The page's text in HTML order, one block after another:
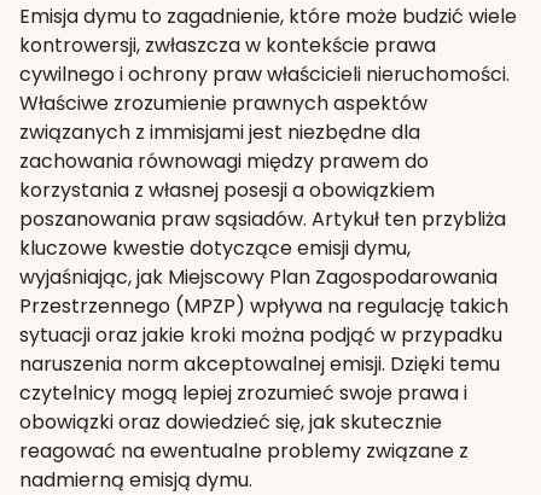
Emisja dymu to zagadnienie, które może budzić wiele
kontrowersji, zwłaszcza w kontekście prawa
cywilnego i ochrony praw właścicieli nieruchomości.
Właściwe zrozumienie prawnych aspektów
związanych z immisjami jest niezbędne dla
zachowania równowagi między prawem do
korzystania z własnej posesji a obowiązkiem
poszanowania praw sąsiadów. Artykuł ten przybliża
kluczowe kwestie dotyczące emisji dymu,
wyjaśniając, jak Miejscowy Plan Zagospodarowania
Przestrzennego (MPZP) wpływa na regulację takich
sytuacji oraz jakie kroki można podjąć w przypadku
naruszenia norm akceptowalnej emisji. Dzięki temu
czytelnicy mogą lepiej zrozumieć swoje prawa i
obowiązki oraz dowiedzieć się, jak skutecznie
reagować na ewentualne problemy związane z
nadmierną emisją dymu.